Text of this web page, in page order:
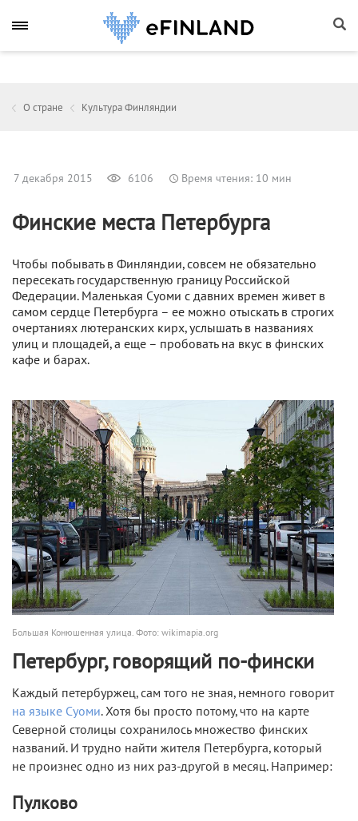
О стране Культура Финляндии
7 декабря 2015 6106 Время чтения: 10 мин
Финские места Петербурга
Чтобы побывать в Финляндии, совсем не обязательно
пересекать государственную границу Российской
Федерации. Маленькая Суоми с давних времен живет в
самом сердце Петербурга – ее можно отыскать в строгих
очертаниях лютеранских кирх, услышать в названиях
улиц и площадей, а еще – пробовать на вкус в финских
кафе и барах.
Большая Конюшенная улица. Фото: wikimapia.org
Петербург, говорящий по-фински
Каждый петербуржец, сам того не зная, немного говорит
на языке Суоми. Хотя бы просто потому, что на карте
Северной столицы сохранилось множество финских
названий. И трудно найти жителя Петербурга, который
не произнес одно из них раз-другой в месяц. Например:
Пулково